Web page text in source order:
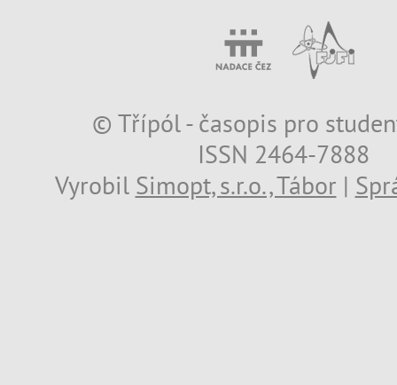
© Třípól - časopis pro
ISSN 2464-7888
Vyrobil Simopt, s.r.o., Tábor |